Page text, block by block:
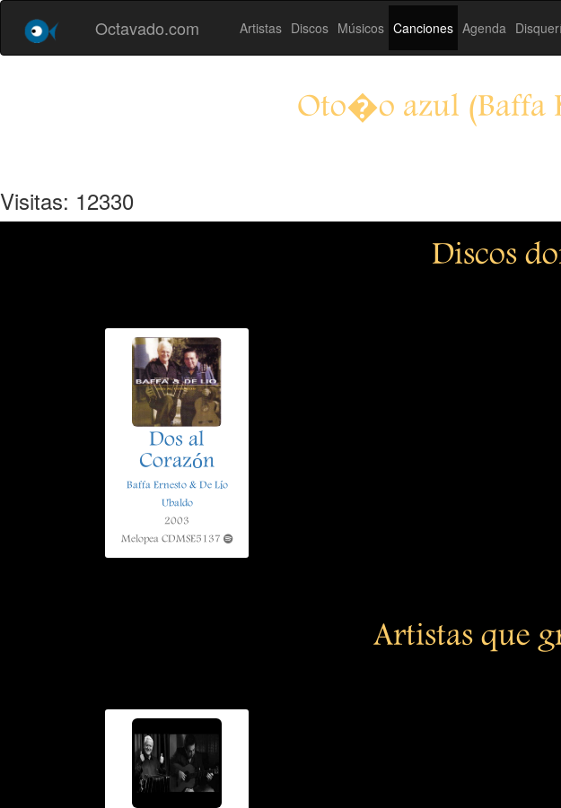
Octavado.com Artistas Discos Músicos Canciones Agenda
Oto�o azul (Baffa
Visitas: 12330
Discos
Dos al
Corazón
Baffa Ernesto & De Lío
Ubaldo
2003
Melopea CDMSE5137
Artistas que